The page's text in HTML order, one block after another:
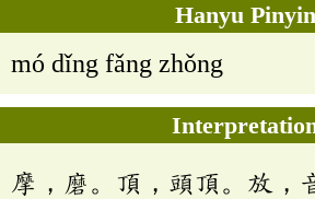
Hanyu Pinyin
mó dǐng fǎng zhǒng
摩，磨。頂，頭頂。放，